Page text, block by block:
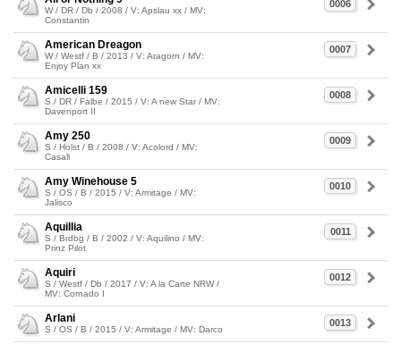
0006
W / DR / Db / 2008 / V: Apslau xx / MV:
Constantin
0007
American Dreagon
W / Westf / B / 2013 / V: Aragorn / MV:
Enjoy Plan xx
0008
Amicelli 159
S / DR / Falbe / 2015 / V: A new Star / MV:
Davenport II
0009
Amy 250
S / Holst / B / 2008 / V: Acolord / MV:
Casall
0010
Amy Winehouse 5
S / OS / B / 2015 / V: Armitage / MV:
Jalisco
0011
Aquillia
S / Brdbg / B / 2002 / V: Aquilino / MV:
Prinz Pilot
0012
Aquiri
S / Westf / Db / 2017 / V: A la Carte NRW /
MV: Cornado I
0013
Arlani
S / OS / B / 2015 / V: Armitage / MV: Darco